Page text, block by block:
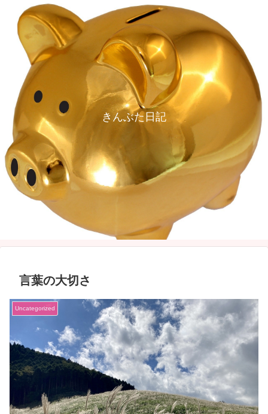
きんぶた日記
言葉の大切さ
Uncategorized